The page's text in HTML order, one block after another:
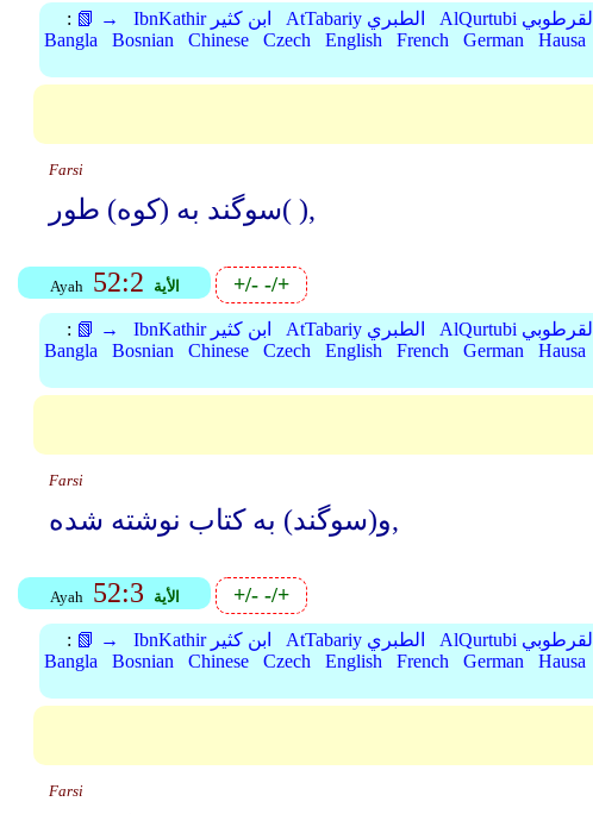
: 📗 → IbnKathir ابن كثير AtTabariy الطبري AlQurtubi القرطوبي
Bangla
Bosnian Chinese Czech English French German Hausa
Farsi
سوگند به (کوه) طور( ),
Ayah 52:2 الأية +/--/+
: 📗 → IbnKathir ابن كثير AtTabariy الطبري AlQurtubi القرطوبي
Bangla
Bosnian Chinese Czech English French German Hausa
Farsi
و(سوگند) به کتاب نوشته شده,
Ayah 52:3 الأية +/--/+
: 📗 → IbnKathir ابن كثير AtTabariy الطبري AlQurtubi القرطوبي
Bangla
Bosnian Chinese Czech English French German Hausa
Farsi